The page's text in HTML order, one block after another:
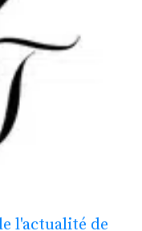
l'actualité de